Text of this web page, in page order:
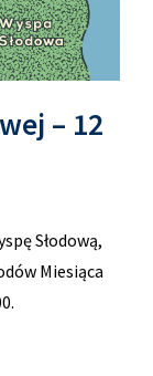
– 12
Słodową,
Miesiąca